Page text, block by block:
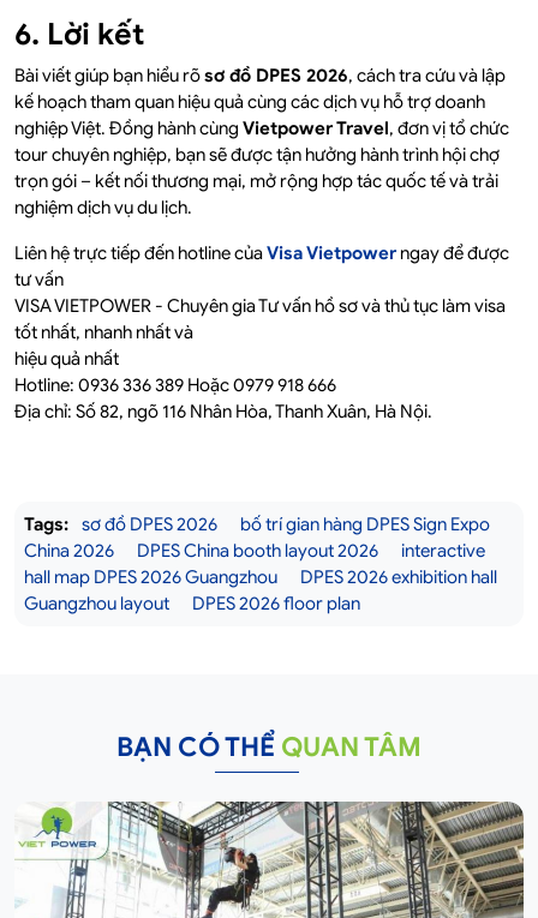
6. Lời kết
Bài viết giúp bạn hiểu rõsơ đồ DPES 2026, cách tra cứu và lập
kế hoạch tham quan hiệu quả cùng các dịch vụ hỗ trợ doanh
nghiệp Việt. Đồng hành cùng Vietpower Travel, đơn vị tổ chức
tour chuyên nghiệp, bạn sẽ được tận hưởng hành trình hội chợ
trọn gói – kết nối thương mại, mở rộng hợp tác quốc tế và trải
nghiệm dịch vụ du lịch.
Liên hệ trực tiếp đến hotline củaVisa Vietpower ngay để được
tư vấn
VISA VIETPOWER - Chuyên gia Tư vấn hồ sơ và thủ tục làm visa
tốt nhất, nhanh nhất và
hiệu quả nhất
Hotline: 0936 336 389 Hoặc 0979 918 666
Địa chỉ: Số 82, ngõ 116 Nhân Hòa, Thanh Xuân, Hà Nội.
Tags: sơ đồ DPES 2026
bố trí gian hàng DPES Sign Expo
China 2026
DPES China booth layout 2026
interactive
hall map DPES 2026 Guangzhou
DPES 2026 exhibition hall
Guangzhou layout
DPES 2026 floor plan
BẠN CÓ THỂ QUAN TÂM